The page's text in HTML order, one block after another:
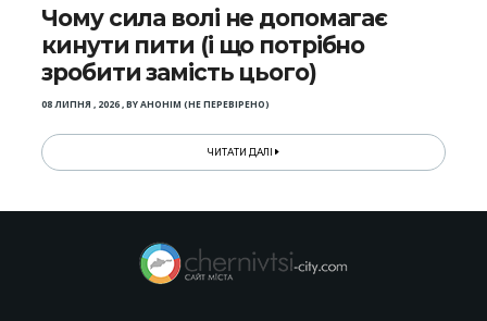
Чому сила волі не допомагає
кинути пити (і що потрібно
зробити замість цього)
08 ЛИПНЯ , 2026,BYАНОНІМ (НЕ ПЕРЕВІРЕНО)
ЧИТАТИ ДАЛІ